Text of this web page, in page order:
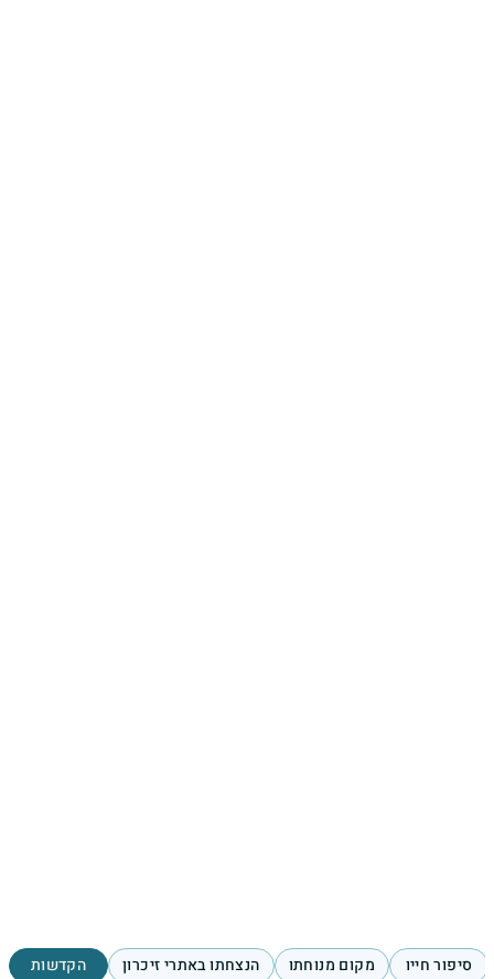
סיפור חייו מקום מנוחתו הנצחתו באתרי זיכרון הקדשות